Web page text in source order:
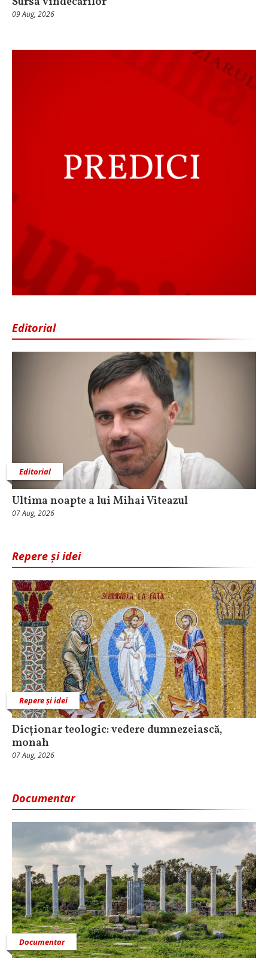
09 Aug, 2026
Editorial
Editorial
Ultima noapte a lui Mihai Viteazul
07 Aug, 2026
Repere și idei
Repere și idei
Dicționar teologic: vedere dumnezeiască,
monah
07 Aug, 2026
Documentar
Documentar